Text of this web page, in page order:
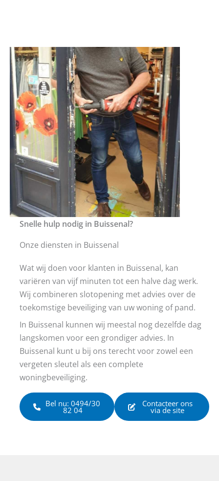
Snelle hulp nodig in Buissenal?
Onze diensten in Buissenal
Wat wij doen voor klanten in Buissenal, kan
variëren van vijf minuten tot een halve dag werk.
Wij combineren slotopening met advies over de
toekomstige beveiliging van uw woning of pand.
In Buissenal kunnen wij meestal nog dezelfde dag
langskomen voor een grondiger advies. In
Buissenal kunt u bij ons terecht voor zowel een
vergeten sleutel als een complete
woningbeveiliging.
Bel nu: 0494/30
82 04
Contacteer ons
via de site